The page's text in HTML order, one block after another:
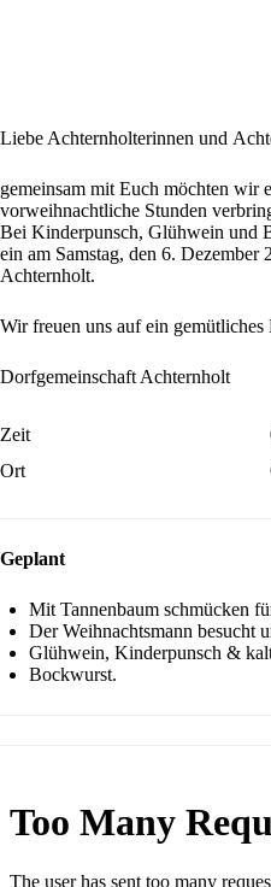
Liebe Achternholterinnen und
gemeinsam mit Euch möchten wir
vorweihnachtliche Stunden
Bei Kinderpunsch, Glühwein und
ein am Samstag, den 6. Dezember
Achternholt.
Wir freuen uns auf ein gemütliches
Dorfgemeinschaft Achternholt
Zeit
Ort
Geplant
Mit Tannenbaum schmücken
Der Weihnachtsmann besucht
Glühwein, Kinderpunsch &
Bockwurst.